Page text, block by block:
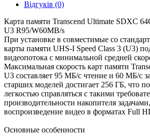
Рабочее напряжение
2,7~3,6 В
Рабочая температура
- 25°C (- 13°F)~85°C(185°F)
Износостойкость
10 000 циклов подключения/отключения
Вес
2 г
Відгуків (0)
Карта памяти Transcend Ultimate SDXC
U3 R95/W60MB/s
При установке в совместимые со
карты памяти UHS-I Speed Class 3 (U3)
видеопотока с минимальной средней
Максимальная скорость карт памяти
U3 составляет 95 МБ/с чтение и 60 МБ/с
старших моделей достигает 256 ГБ, что
легкостью справляться с такими
производительности накопителя
воспроизведение видео в форматах Full
Основные особенности